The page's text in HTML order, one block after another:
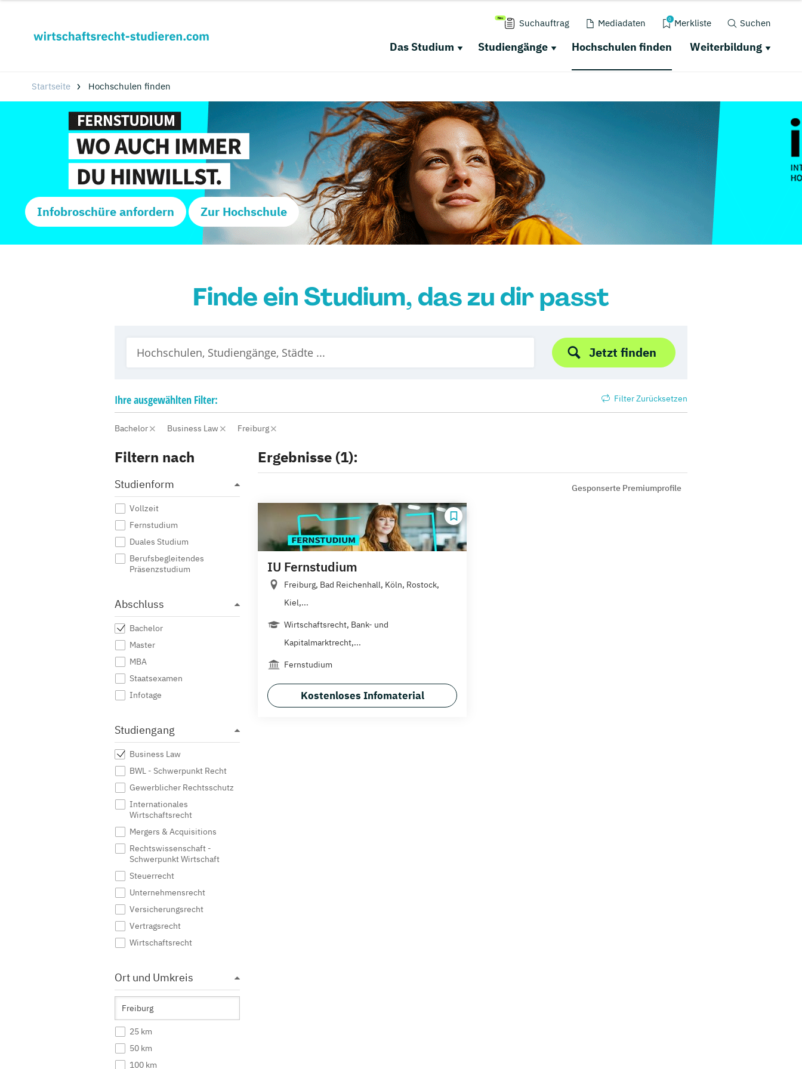
Suchauftrag Mediadaten 0 Merkliste Suchen
Das Studium Studiengänge Hochschulen finden Weiterbildung
Startseite Hochschulen finden
Infobroschüre anfordern Zur Hochschule
Finde ein Studium, das zu dir passt
Jetzt finden
Ihreausgewählten Filter: Filter Zurücksetzen
Bachelor Business Law Freiburg
Filtern nach
Studienform
Vollzeit
Fernstudium
Duales Studium
Berufsbegleitendes
Präsenzstudium
Abschluss
Bachelor
Master
MBA
Staatsexamen
Infotage
Studiengang
Business Law
BWL - Schwerpunkt Recht
Gewerblicher Rechtsschutz
Internationales
Wirtschaftsrecht
Mergers & Acquisitions
Rechtswissenschaft -
Schwerpunkt Wirtschaft
Steuerrecht
Unternehmensrecht
Versicherungsrecht
Vertragsrecht
Wirtschaftsrecht
Ort und Umkreis
25 km
50 km
100 km
Ergebnisse (1):
Gesponserte Premiumprofile
IU Fernstudium
Freiburg, Bad Reichenhall, Köln, Rostock,
Kiel,...
Wirtschaftsrecht, Bank- und
Kapitalmarktrecht,...
Fernstudium
Kostenloses Infomaterial